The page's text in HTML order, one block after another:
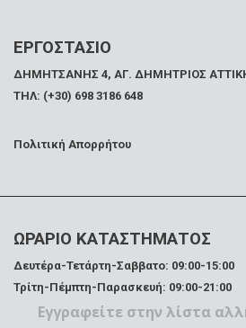
ΕΡΓΟΣΤΑΣΙΟ
ΔΗΜΗΤΣΑΝΗΣ 4, ΑΓ. ΔΗΜΗΤΡΙΟΣ
ΤΗΛ: (+30) 698 3186 648
Πολιτική Απορρήτου
ΩΡΑΡΙΟ ΚΑΤΑΣΤΗΜΑΤΟΣ
Δευτέρα-Τετάρτη-Σαββατο: 09:00-15:00
Τρίτη-Πέμπτη-Παρασκευή: 09:00-21:00
Εγγραφείτε στην λίστα